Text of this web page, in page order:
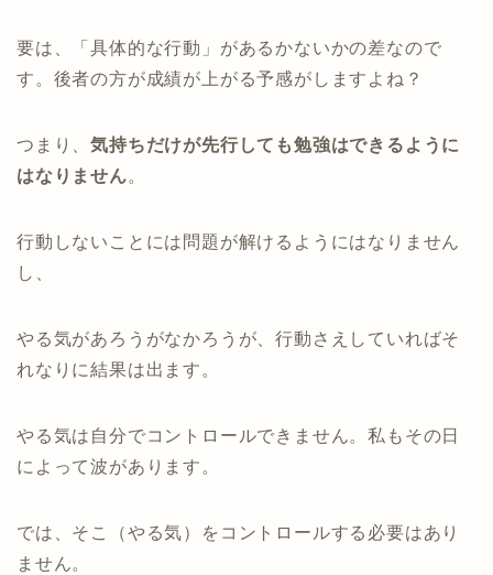
要は、「具体的な行動」があるかないかの差なので
す。後者の方が成績が上がる予感がしますよね？
つまり、気持ちだけが先行しても勉強はできるように
はなりません。
行動しないことには問題が解けるようにはなりません
し、
やる気があろうがなかろうが、行動さえしていればそ
れなりに結果は出ます。
やる気は自分でコントロールできません。私もその日
によって波があります。
では、そこ（やる気）をコントロールする必要はあり
ません。